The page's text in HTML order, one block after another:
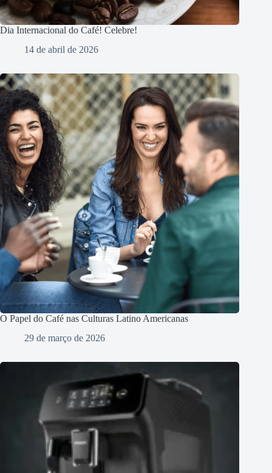
Dia Internacional do Café! Celebre!
14 de abril de 2026
O Papel do Café nas Culturas Latino Americanas
29 de março de 2026